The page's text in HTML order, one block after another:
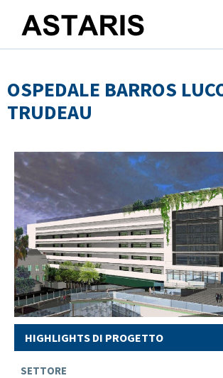
OSPEDALE BARROS
TRUDEAU
Tu sei qui
HIGHLIGHTS DI PROGETTO
SETTORE